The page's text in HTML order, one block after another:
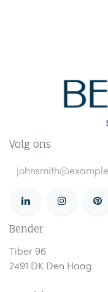
Volg ons
Bender
Tiber 96
2491 DK Den Haag